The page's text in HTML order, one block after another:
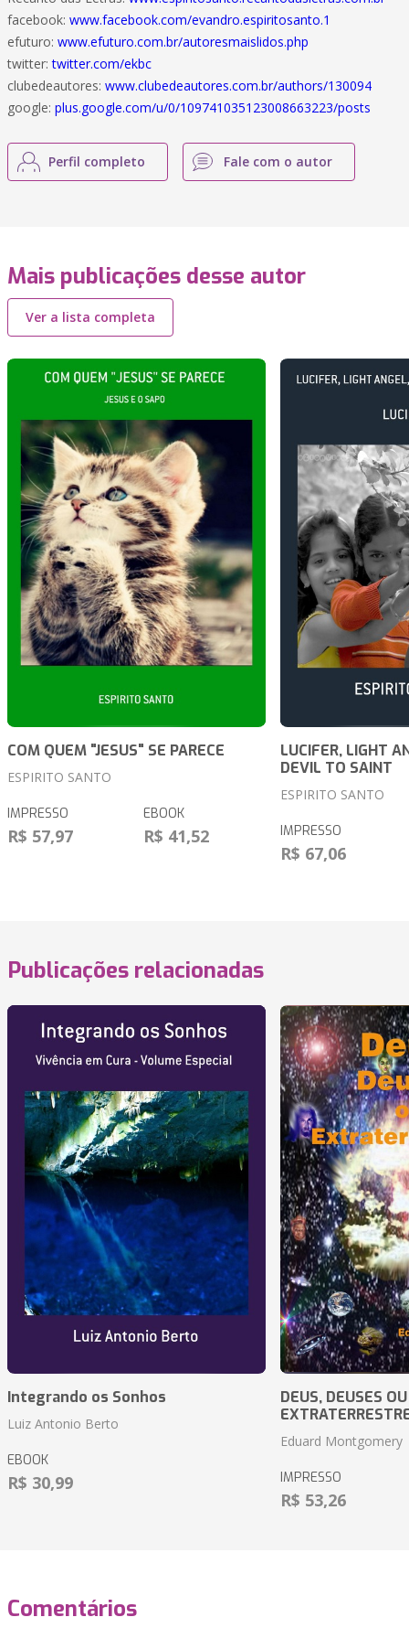
facebook: www.facebook.com/evandro.espiritosanto.1
efuturo: www.efuturo.com.br/autoresmaislidos.php
twitter:twitter.com/ekbc
clubedeautores: www.clubedeautores.com.br/authors/130094
google: plus.google.com/u/0/109741035123008663223/posts
Perfil completo Fale com o autor
Mais publicações desse autor
Ver a lista completa
COM QUEM "JESUS" SE PARECE
ESPIRITO SANTO
IMPRESSO
R$ 57,97
EBOOK
R$ 41,52
LUCIFER, LIGHT
DEVIL TO SAINT
ESPIRITO SANTO
IMPRESSO
R$ 67,06
Publicações relacionadas
Integrando os Sonhos
Luiz Antonio Berto
EBOOK
R$ 30,99
DEUS, DEUSES OU
Eduard Montgomery
IMPRESSO
R$ 53,26
Comentários